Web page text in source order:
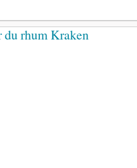
du rhum Kraken